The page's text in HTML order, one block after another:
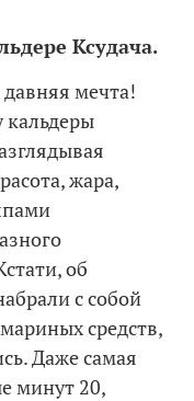
Ксудача.
мечта!
кальдеры
жара,
об
с собой
средств,
Даже самая
минут 20,